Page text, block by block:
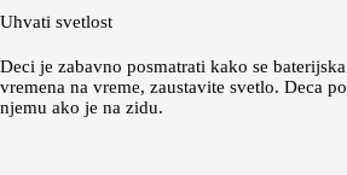
Uhvati svetlost
Deci je zabavno posmatrati kako se
vremena na vreme, zaustavite svetlo. Deca
njemu ako je na zidu.